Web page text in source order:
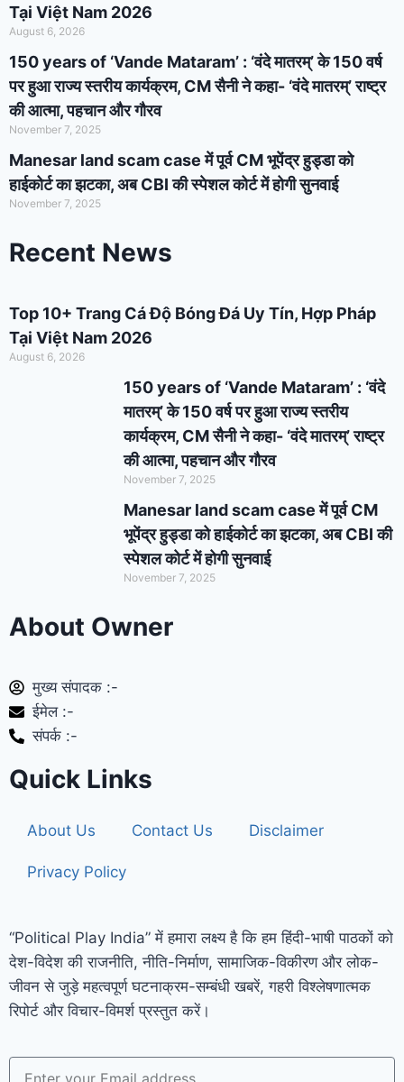
Tại Việt Nam 2026
August 6, 2026
150 years of ‘Vande Mataram’ : ‘वंदे मातरम्’ के 150 वर्ष
पर हुआ राज्य स्तरीय कार्यक्रम, CM सैनी ने कहा- ‘वंदे मातरम्’ राष्ट्र
की आत्मा, पहचान और गौरव
November 7, 2025
Manesar land scam case में पूर्व CM भूपेंद्र हुड्डा को
हाईकोर्ट का झटका, अब CBI की स्पेशल कोर्ट में होगी सुनवाई
November 7, 2025
Recent News
Top 10+ Trang Cá Độ Bóng Đá Uy Tín, Hợp Pháp
Tại Việt Nam 2026
August 6, 2026
150 years of ‘Vande Mataram’ : ‘वंदे
मातरम्’ के 150 वर्ष पर हुआ राज्य स्तरीय
कार्यक्रम, CM सैनी ने कहा- ‘वंदे मातरम्’ राष्ट्र
की आत्मा, पहचान और गौरव
November 7, 2025
Manesar land scam case में पूर्व CM
भूपेंद्र हुड्डा को हाईकोर्ट का झटका, अब CBI की
स्पेशल कोर्ट में होगी सुनवाई
November 7, 2025
About Owner
मुख्य संपादक :-
ईमेल :-
संपर्क :-
Quick Links
About Us Contact Us Disclaimer
Privacy Policy
“Political Play India” में हमारा लक्ष्य है कि हम हिंदी-भाषी पाठकों को
देश-विदेश की राजनीति, नीति-निर्माण, सामाजिक-विकीरण और लोक-
जीवन से जुड़े महत्वपूर्ण घटनाक्रम-सम्बंधी खबरें, गहरी विश्लेषणात्मक
रिपोर्ट और विचार-विमर्श प्रस्तुत करें।